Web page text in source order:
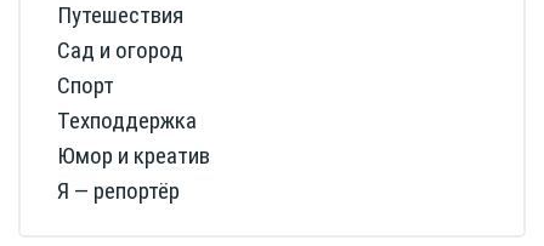
Путешествия
Сад и огород
Спорт
Техподдержка
Юмор и креатив
Я — репортёр